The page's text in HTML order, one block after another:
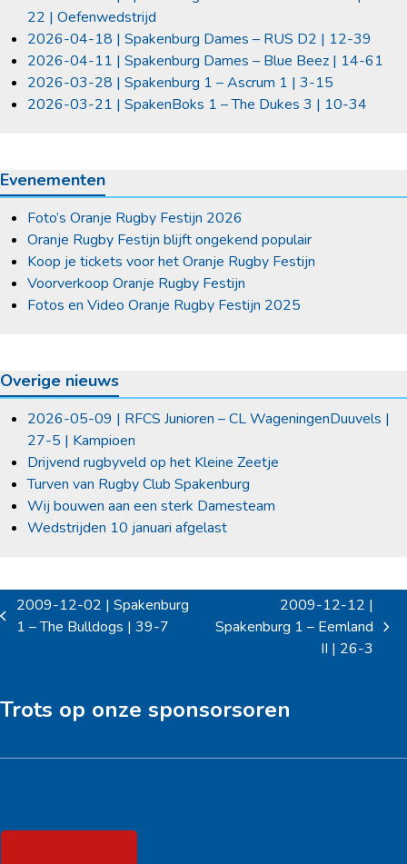
22 | Oefenwedstrijd
2026-04-18 | Spakenburg Dames – RUS D2 | 12-39
2026-04-11 | Spakenburg Dames – Blue Beez | 14-61
2026-03-28 | Spakenburg 1 – Ascrum 1 | 3-15
2026-03-21 | SpakenBoks 1 – The Dukes 3 | 10-34
Evenementen
Foto’s Oranje Rugby Festijn 2026
Oranje Rugby Festijn blijft ongekend populair
Koop je tickets voor het Oranje Rugby Festijn
Voorverkoop Oranje Rugby Festijn
Fotos en Video Oranje Rugby Festijn 2025
Overige nieuws
2026-05-09 | RFCS Junioren – CL WageningenDuuvels |
27-5 | Kampioen
Drijvend rugbyveld op het Kleine Zeetje
Turven van Rugby Club Spakenburg
Wij bouwen aan een sterk Damesteam
Wedstrijden 10 januari afgelast
previous
2009-12-02 | Spakenburg
1 – The Bulldogs | 39-7
next
2009-12-12 |
Spakenburg 1 – Eemland
II | 26-3
Trots op onze sponsorsoren